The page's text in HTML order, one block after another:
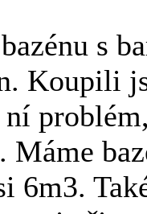
s
Koupili
ní
Máme
6m3.